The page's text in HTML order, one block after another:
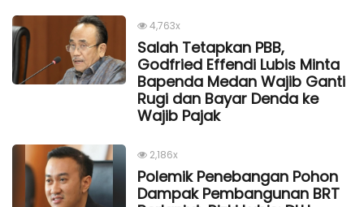
4,763x
Salah Tetapkan PBB,
Godfried Effendi Lubis Minta
Bapenda Medan Wajib Ganti
Rugi dan Bayar Denda ke
Wajib Pajak
2,186x
Polemik Penebangan Pohon
Dampak Pembangunan BRT